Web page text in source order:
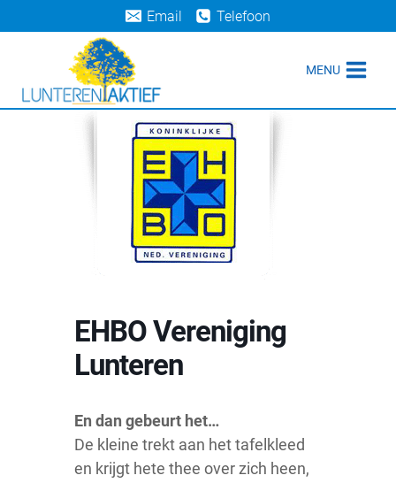
naar
Email Telefoon
MENU
EHBO Vereniging
Lunteren
En dan gebeurt het…
De kleine trekt aan het tafelkleed
en krijgt hete thee over zich heen,